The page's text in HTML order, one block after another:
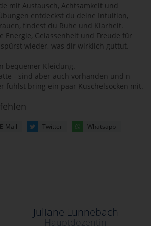
mit Austausch, Achtsamkeit und
entdeckst du deine Intuition,
findest du Ruhe und Klarheit.
Energie, Gelassenheit und Freude für
wieder, was dir wirklich guttut.
bequemer Kleidung.
- sind aber auch vorhanden und n
fühlst bring ein paar Kuschelsocken mit.
E-Mail Twitter Whatsapp
Juliane Lunnebach
Hauptdozentin